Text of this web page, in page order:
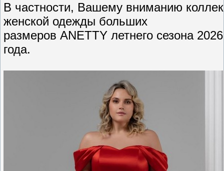
В частности, Вашему вниманию
женской одежды больших
размеров ANETTY летнего сезона 2026
года.